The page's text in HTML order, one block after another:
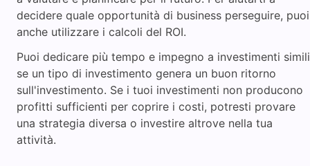
decidere quale opportunità di business perseguire, puoi
anche utilizzare i calcoli del ROI.
Puoi dedicare più tempo e impegno a investimenti simili
se un tipo di investimento genera un buon ritorno
sull'investimento. Se i tuoi investimenti non producono
profitti sufficienti per coprire i costi, potresti provare
una strategia diversa o investire altrove nella tua
attività.